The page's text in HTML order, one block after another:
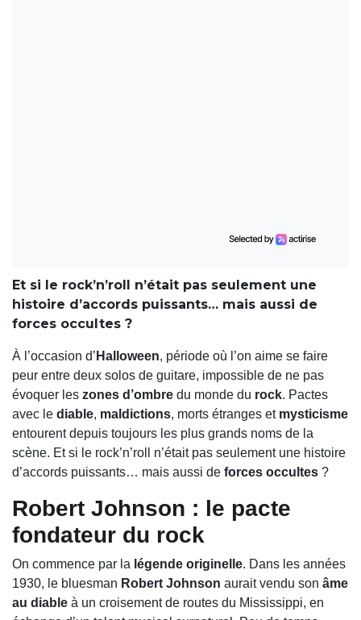
Et si le rock’n’roll n’était pas seulement une
histoire d’accords puissants… mais aussi de
forces occultes ?
À l’occasion d’ Halloween, période où l’on aime se faire
peur entre deux solos de guitare, impossible de ne pas
évoquer les zones d’ombre du monde du rock. Pactes
avec le diable, maldictions, morts étranges et mysticisme
entourent depuis toujours les plus grands noms de la
scène. Et si le rock’n’roll n’était pas seulement une histoire
d’accords puissants… mais aussi de forces occultes ?
Robert Johnson : le pacte
fondateur du rock
On commence par la légende originelle. Dans les années
1930, le bluesman Robert Johnson aurait vendu son âme
au diable à un croisement de routes du Mississippi, en